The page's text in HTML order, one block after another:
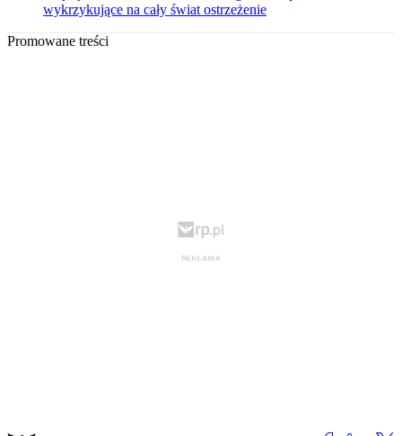
wykrzykujące na cały świat ostrzeżenie
Promowane treści